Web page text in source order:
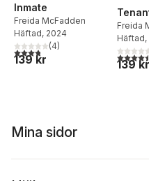
Inmate
Freida McFadden
Häftad, 2024
3,8utav 5 stjärnor. Totalt antal
(4)
139 kr
Freida
Häftad
4,5utav
139 kr
Mina sidor